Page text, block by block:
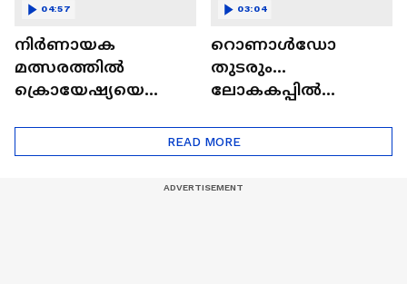
നിർണായക
മത്സരത്തിൽ
ക്രൊയേഷ്യയെ
04:57
റൊണാൾഡോ
തുടരും...
ലോകകപ്പിൽ
പോർച്ചുഗൽ പ്രീ
ക്വാർട്ടറിൽ
03:04
READ MORE